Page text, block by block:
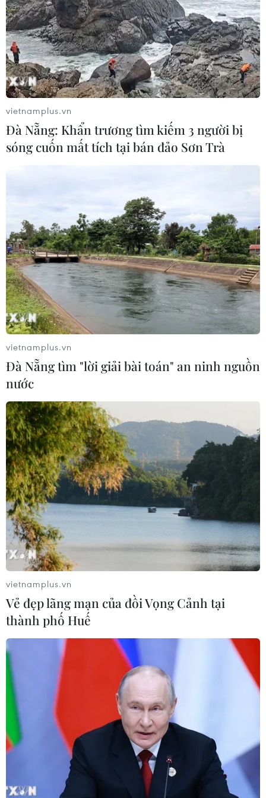
TIN CÙNG CHUYÊN MỤC
Quy định chức năng, nhiệm vụ,
quyền hạn và cơ cấu tổ chức của Bộ Y
tế
08/08/2026 14:03
Phú Thọ làm rõ sự cố y khoa khiến bé
trai 8 tuổi tử vong sau mổ ruột thừa
vietnamplus.vn
Đà Nẵng: Khẩn trương tìm kiếm 3 người bị
sóng cuốn mất tích tại bán đảo Sơn Trà
vietnamplus.vn
Đà Nẵng tìm "lời giải bài toán" an ninh nguồn
nước
vietnamplus.vn
Vẻ đẹp lãng mạn của đồi Vọng Cảnh tại
thành phố Huế